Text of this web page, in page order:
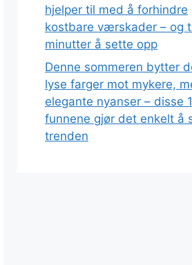
hjelper til med å forhindre
kostbare værskader – og
minutter å sette opp
Denne sommeren bytter
lyse farger mot mykere,
elegante nyanser – disse
funnene gjør det enkelt å
trenden